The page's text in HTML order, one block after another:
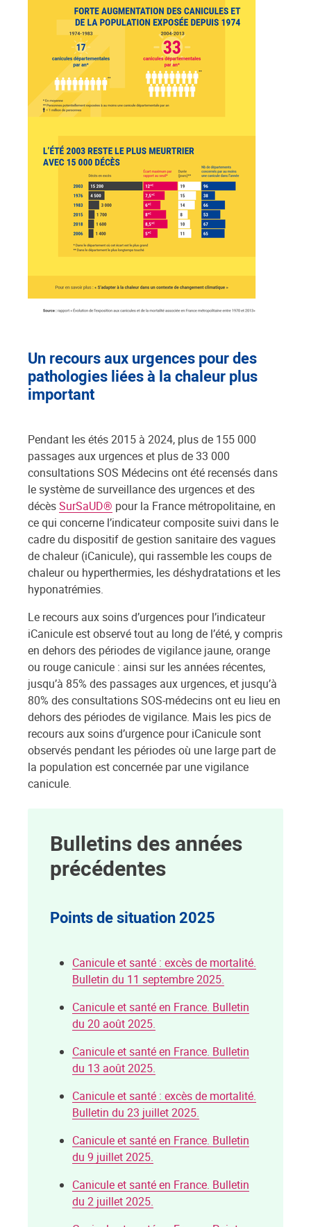
Un recours aux urgences pour des
pathologies liées à la chaleur plus
important
Pendant les étés 2015 à 2024, plus de 155 000
passages aux urgences et plus de 33 000
consultations SOS Médecins ont été recensés dans
le système de surveillance des urgences et des
décèsSurSaUD® pour la France métropolitaine, en
ce qui concerne l’indicateur composite suivi dans le
cadre du dispositif de gestion sanitaire des vagues
de chaleur (iCanicule), qui rassemble les coups de
chaleur ou hyperthermies, les déshydratations et les
hyponatrémies.
Le recours aux soins d’urgences pour l’indicateur
iCanicule est observé tout au long de l’été, y compris
en dehors des périodes de vigilance jaune, orange
ou rouge canicule : ainsi sur les années récentes,
jusqu’à 85% des passages aux urgences, et jusqu’à
80% des consultations SOS-médecins ont eu lieu en
dehors des périodes de vigilance. Mais les pics de
recours aux soins d’urgence pour iCanicule sont
observés pendant les périodes où une large part de
la population est concernée par une vigilance
canicule.
Bulletins des années
précédentes
Points de situation 2025
Canicule et santé : excès de mortalité.
Bulletin du 11 septembre 2025.
Canicule et santé en France. Bulletin
du 20 août 2025.
Canicule et santé en France. Bulletin
du 13 août 2025.
Canicule et santé : excès de mortalité.
Bulletin du 23 juillet 2025.
Canicule et santé en France. Bulletin
du 9 juillet 2025.
Canicule et santé en France. Bulletin
du 2 juillet 2025.